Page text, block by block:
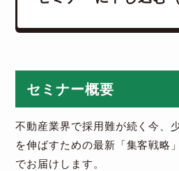
セミナー概要
不動産業界で採用難が続く今、
を伸ばすための最新「集客戦略
でお届けします。